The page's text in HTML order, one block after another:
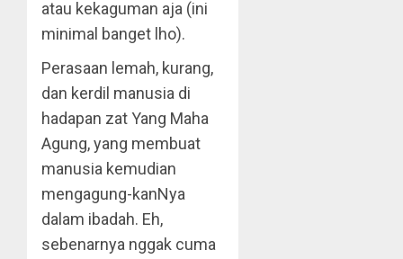
atau kekaguman aja (ini
minimal banget lho).
Perasaan lemah, kurang,
dan kerdil manusia di
hadapan zat Yang Maha
Agung, yang membuat
manusia kemudian
mengagung-kanNya
dalam ibadah. Eh,
sebenarnya nggak cuma